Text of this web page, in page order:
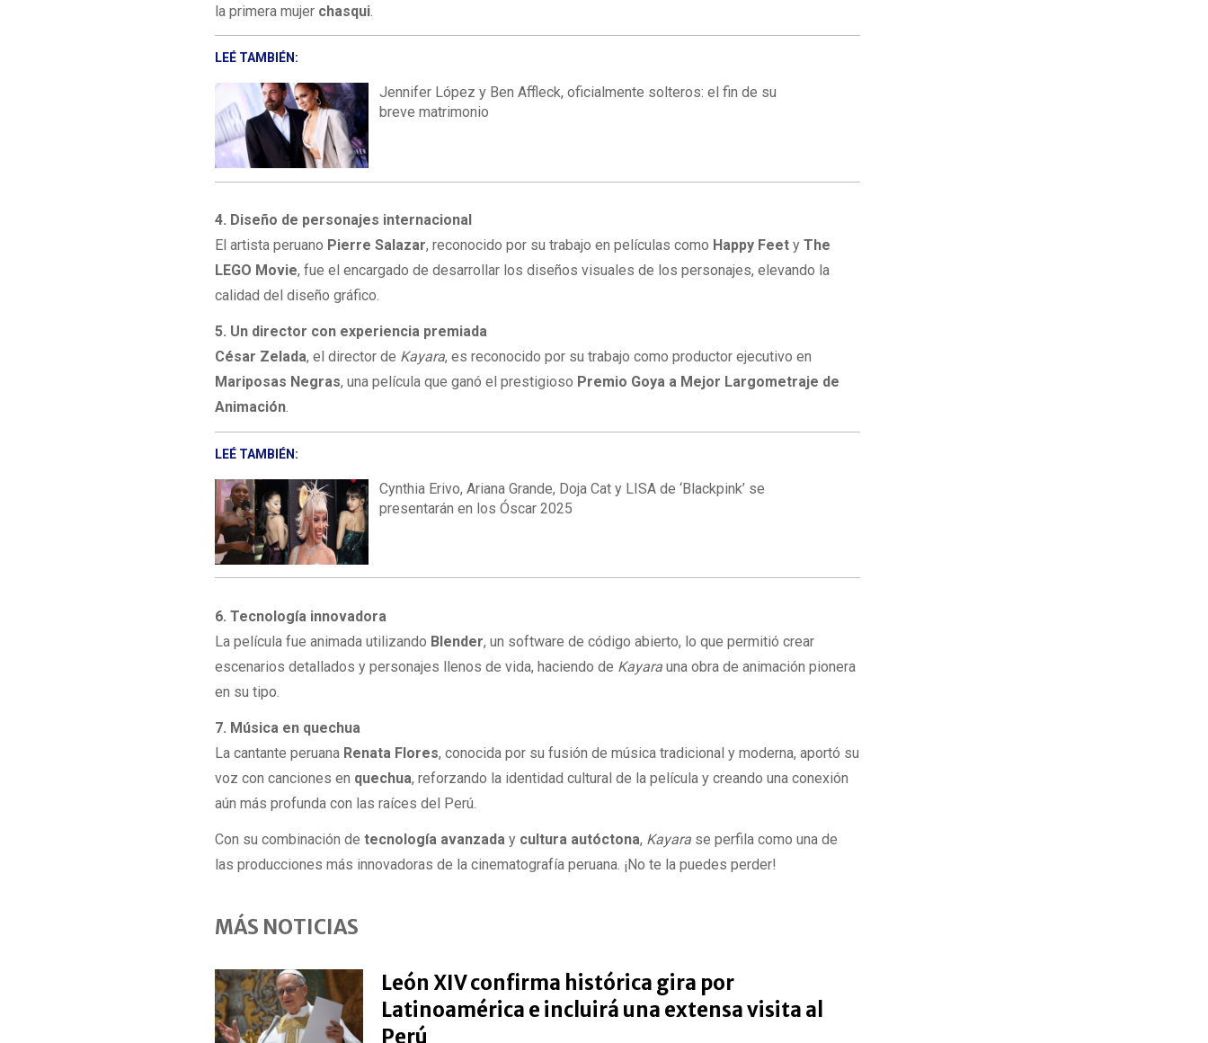
la primera mujer chasqui.
LEÉ TAMBIÉN:
Jennifer López y Ben Affleck, oficialmente solteros: el fin de su
breve matrimonio
4. Diseño de personajes internacional
El artista peruano Pierre Salazar, reconocido por su trabajo en películas como Happy Feet yThe
LEGO Movie, fue el encargado de desarrollar los diseños visuales de los personajes, elevando la
calidad del diseño gráfico.
5. Un director con experiencia premiada
César Zelada, el director de Kayara, es reconocido por su trabajo como productor ejecutivo en
Mariposas Negras, una película que ganó el prestigioso Premio Goya a Mejor Largometraje de
Animación.
LEÉ TAMBIÉN:
Cynthia Erivo, Ariana Grande, Doja Cat y LISA de ‘Blackpink’ se
presentarán en los Óscar 2025
6. Tecnología innovadora
La película fue animada utilizando Blender, un software de código abierto, lo que permitió crear
escenarios detallados y personajes llenos de vida, haciendo de Kayara una obra de animación pionera
en su tipo.
7. Música en quechua
La cantante peruana Renata Flores, conocida por su fusión de música tradicional y moderna, aportó su
voz con canciones en quechua, reforzando la identidad cultural de la película y creando una conexión
aún más profunda con las raíces del Perú.
Con su combinación detecnología avanzada y cultura autóctona, Kayara se perfila como una de
las producciones más innovadoras de la cinematografía peruana. ¡No te la puedes perder!
MÁS NOTICIAS
León XIV confirma histórica gira por
Latinoamérica e incluirá una extensa visita al
Perú